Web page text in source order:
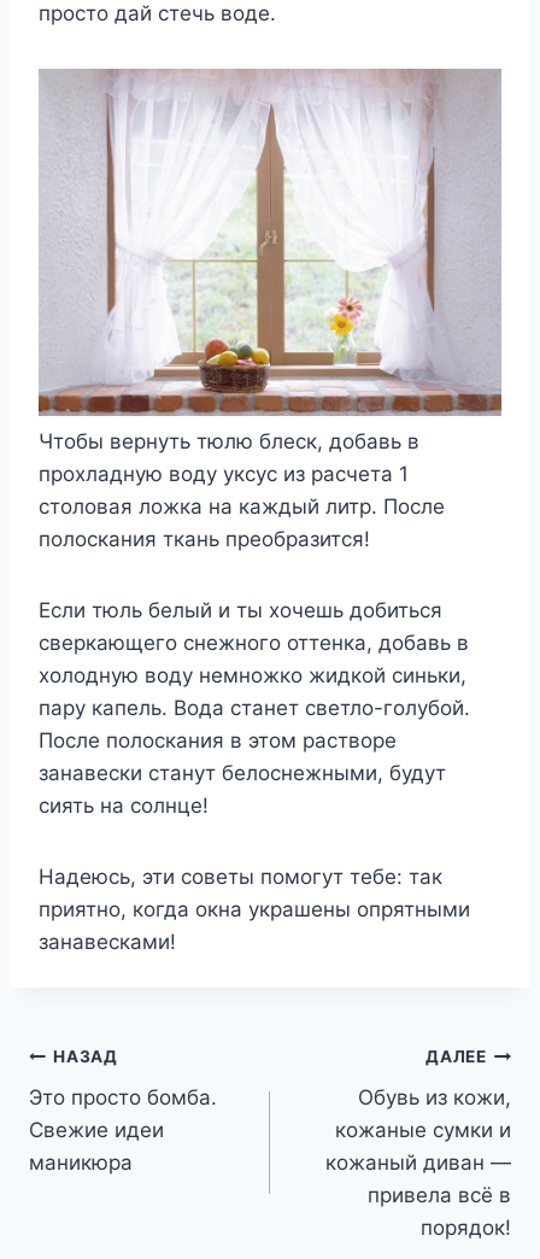
просто дай стечь воде.
Чтобы вернуть тюлю блеск, добавь в
прохладную воду уксус из расчета 1
столовая ложка на каждый литр. После
полоскания ткань преобразится!
Если тюль белый и ты хочешь добиться
сверкающего снежного оттенка, добавь в
холодную воду немножко жидкой синьки,
пару капель. Вода станет светло-голубой.
После полоскания в этом растворе
занавески станут белоснежными, будут
сиять на солнце!
Надеюсь, эти советы помогут тебе: так
приятно, когда окна украшены опрятными
занавесками!
Навигация
по
записям
НАЗАД
Это просто бомба.
Свежие идеи
маникюра
ДАЛЕЕ
Обувь из кожи,
кожаные сумки и
кожаный диван —
привела всё в
порядок!